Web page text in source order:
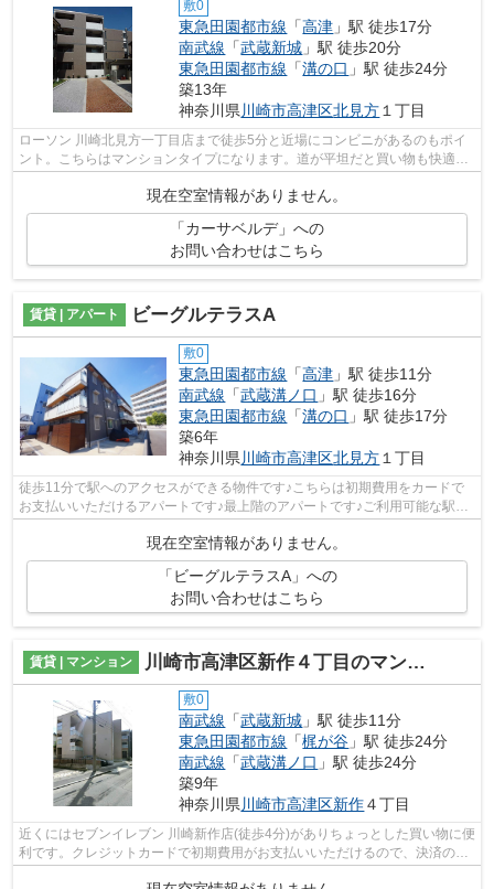
敷0
東急田園都市線 「高津 」駅 徒歩17分
南武線 「武蔵新城 」駅 徒歩20分
東急田園都市線 「溝の口 」駅 徒歩24分
築13年
神奈川県川崎市高津区北見方１丁目
ローソン 川崎北見方一丁目店まで徒歩5分と近場にコンビニがあるのもポイ
ント。こちらはマンションタイプになります。道が平坦だと買い物も快適に
現在空室情報がありません。
「カーサベルデ」への
お問い合わせはこちら
賃貸 | アパート ビーグルテラスA
敷0
東急田園都市線 「高津 」駅 徒歩11分
南武線 「武蔵溝ノ口 」駅 徒歩16分
東急田園都市線 「溝の口 」駅 徒歩17分
築6年
神奈川県 川崎市高津区北見方 １丁目
徒歩11分で駅へのアクセスができる物件です♪こちらは初期費用をカードで
お支払いいただけるアパートです♪最上階のアパートです♪ご利用可能な駅が
2つあり、行き先に応じて乗車駅の使い...
現在空室情報がありません。
「ビーグルテラスA」への
お問い合わせはこちら
賃貸 | マンション 川崎市高津区新作４丁目のマンション
敷0
南武線 「武蔵新城 」駅 徒歩11分
東急田園都市線 「梶が谷 」駅 徒歩24分
南武線 「武蔵溝ノ口 」駅 徒歩24分
築9年
神奈川県川崎市高津区新作４丁目
近くにはセブンイレブン 川崎新作店(徒歩4分)がありちょっとした買い物に便
利です。クレジットカードで初期費用がお支払いいただけるので、決済の手